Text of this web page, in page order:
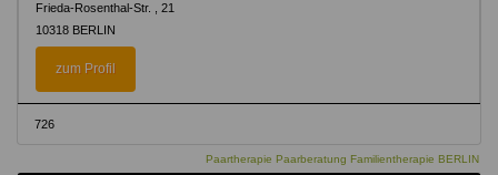
Frieda-Rosenthal-Str. , 21
10318 BERLIN
zum Profil
726
Paartherapie Paarberatung Familientherapie BERLIN